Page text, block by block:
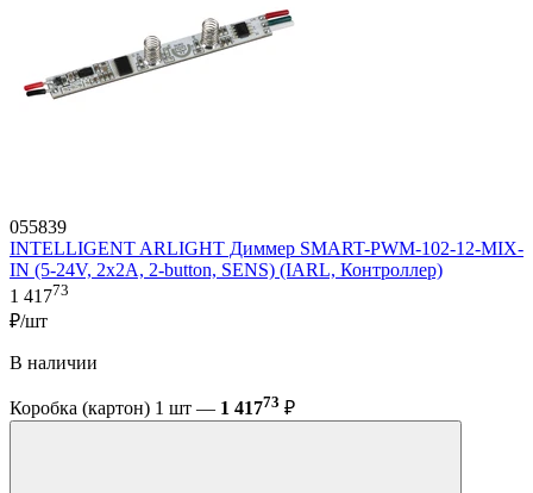
055839
INTELLIGENT ARLIGHT Диммер SMART-PWM-102-12-MIX-
IN (5-24V, 2x2A, 2-button, SENS) (IARL, Контроллер)
1 41773
₽/шт
В наличии
Коробка (картон) 1 шт — 1 41773 ₽